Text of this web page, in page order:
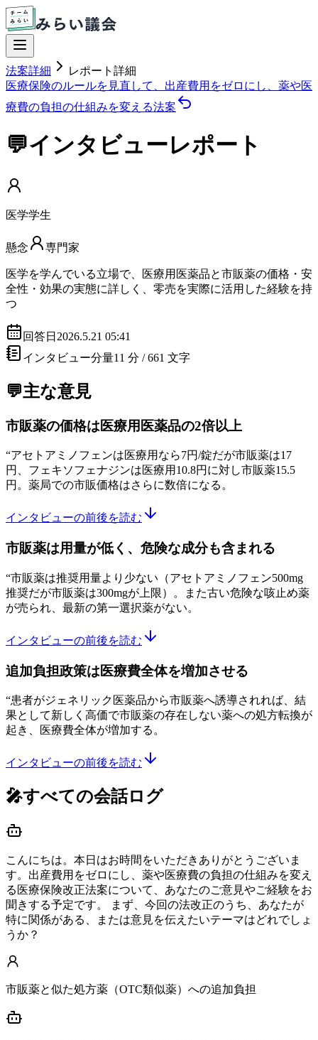
法案詳細
レポート詳細
医療保険のルールを見直して、出産費用をゼロにし、薬や医
療費の負担の仕組みを変える法案
💬インタビューレポート
医学学生
懸念 専門家
医学を学んでいる立場で、医療用医薬品と市販薬の価格・安
全性・効果の実態に詳しく、零売を実際に活用した経験を持
つ
回答日 2026.5.21 05:41
インタビュー分量11 分 /661 文字
💬主な意見
市販薬の価格は医療用医薬品の2倍以上
“アセトアミノフェンは医療用なら7円/錠だが市販薬は17
円、フェキソフェナジンは医療用10.8円に対し市販薬15.5
円。薬局での市販価格はさらに数倍になる。
インタビューの前後を読む
市販薬は用量が低く、危険な成分も含まれる
“市販薬は推奨用量より少ない（アセトアミノフェン500mg
推奨だが市販薬は300mgが上限）。また古い危険な咳止め薬
が売られ、最新の第一選択薬がない。
インタビューの前後を読む
追加負担政策は医療費全体を増加させる
“患者がジェネリック医薬品から市販薬へ誘導されれば、結
果として新しく高価で市販薬の存在しない薬への処方転換が
起き、医療費全体が増加する。
インタビューの前後を読む
🎤すべての会話ログ
こんにちは。本日はお時間をいただきありがとうございま
す。出産費用をゼロにし、薬や医療費の負担の仕組みを変え
る医療保険改正法案について、あなたのご意見やご経験をお
聞きする予定です。 まず、今回の法改正のうち、あなたが
特に関係がある、または意見を伝えたいテーマはどれでしょ
うか？
市販薬と似た処方薬（OTC類似薬）への追加負担